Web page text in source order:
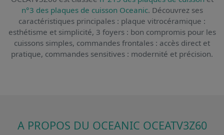
n°3 des plaques de cuisson Oceanic. Découvrez ses
caractéristiques principales : plaque vitrocéramique :
esthétisme et simplicité, 3 foyers : bon compromis pour les
cuissons simples, commandes frontales : accès direct et
pratique, commandes sensitives : modernité et précision.
A PROPOS DU OCEANIC OCEATV3Z60